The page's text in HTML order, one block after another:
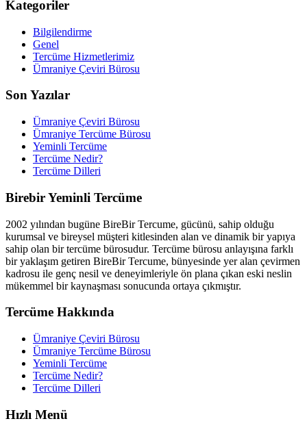
Kategoriler
Bilgilendirme
Genel
Tercüme Hizmetlerimiz
Ümraniye Çeviri Bürosu
Son Yazılar
Ümraniye Çeviri Bürosu
Ümraniye Tercüme Bürosu
Yeminli Tercüme
Tercüme Nedir?
Tercüme Dilleri
Birebir Yeminli Tercüme
2002 yılından bugüne BireBir Tercume, gücünü, sahip olduğu
kurumsal ve bireysel müşteri kitlesinden alan ve dinamik bir yapıya
sahip olan bir tercüme bürosudur. Tercüme bürosu anlayışına farklı
bir yaklaşım getiren BireBir Tercume, bünyesinde yer alan çevirmen
kadrosu ile genç nesil ve deneyimleriyle ön plana çıkan eski neslin
mükemmel bir kaynaşması sonucunda ortaya çıkmıştır.
Tercüme Hakkında
Ümraniye Çeviri Bürosu
Ümraniye Tercüme Bürosu
Yeminli Tercüme
Tercüme Nedir?
Tercüme Dilleri
Hızlı Menü